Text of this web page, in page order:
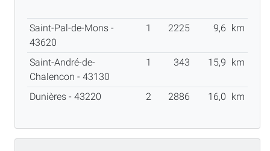
Saint-Pal-de-Mons -
43620
1 2225 9,6 km
Saint-André-de-
Chalencon - 43130
1 343 15,9 km
Dunières - 43220 2 2886 16,0 km